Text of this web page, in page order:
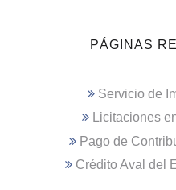
PÁGINAS
Servicio de
Licitaciones
Pago de
Crédito Aval del